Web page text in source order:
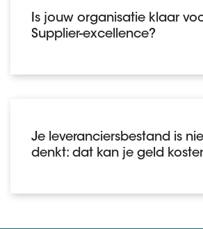
Is jouw organisatie klaar
Supplier-excellence?
Je leveranciersbestand is
denkt: dat kan je geld